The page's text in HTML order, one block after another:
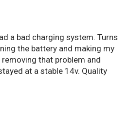
a bad charging system. Turns
the battery and making my
that problem and
at a stable 14v. Quality